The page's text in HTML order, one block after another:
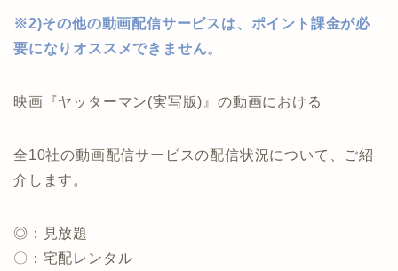
※2)その他の動画配信サービスは、ポイント課金が必
要になりオススメできません。
映画『ヤッターマン(実写版)』の動画における
全10社の動画配信サービスの配信状況について、ご紹
介します。
◎：見放題
〇：宅配レンタル